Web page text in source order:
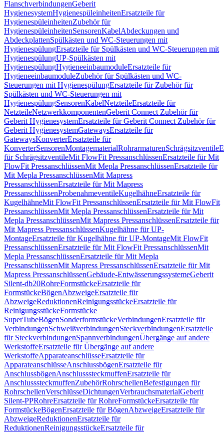
FlanschverbindungenGeberit
HygienesystemHygienespüleinheitenErsatzteile für
HygienespüleinheitenZubehör für
HygienespüleinheitenSensorenKabelAbdeckungen und
AbdeckplattenSpülkästen und WC-Steuerungen mit
HygienespülungErsatzteile für Spülkästen und WC-Steuerungen mit
HygienespülungUP-Spülkästen mit
HygienespülungHygieneeinbaumoduleErsatzteile für
HygieneeinbaumoduleZubehör für Spülkästen und WC-
Steuerungen mit HygienespülungErsatzteile für Zubehör für
Spülkästen und WC-Steuerungen mit
HygienespülungSensorenKabelNetzteileErsatzteile für
NetzteileNetzwerkkomponentenGeberit Connect Zubehör für
Geberit HygienesystemErsatzteile für Geberit Connect Zubehör für
Geberit HygienesystemGatewaysErsatzteile für
GatewaysKonverterErsatzteile für
KonverterSensorenMontagematerialRohrarmaturenSchrägsitzventile
für SchrägsitzventileMit FlowFit PressanschlüssenErsatzteile für Mit
FlowFit PressanschlüssenMit Mepla PressanschlüssenErsatzteile für
Mit Mepla PressanschlüssenMit Mapress
PressanschlüssenErsatzteile für Mit Mapress
PressanschlüssenProbenahmeventileKugelhähneErsatzteile für
KugelhähneMit FlowFit PressanschlüssenErsatzteile für Mit FlowFit
PressanschlüssenMit Mepla PressanschlüssenErsatzteile für Mit
Mepla PressanschlüssenMit Mapress PressanschlüssenErsatzteile für
Mit Mapress PressanschlüssenKugelhähne für UP-
MontageErsatzteile für Kugelhähne für UP-MontageMit FlowFit
PressanschlüssenErsatzteile für Mit FlowFit PressanschlüssenMit
Mepla PressanschlüssenErsatzteile für Mit Mepla
PressanschlüssenMit Mapress PressanschlüssenErsatzteile für Mit
Mapress PressanschlüssenGebäude-EntwässerungssystemeGeberit
Silent-db20RohreFormstückeErsatzteile für
FormstückeBögenAbzweigeErsatzteile für
AbzweigeReduktionenReinigungsstückeErsatzteile für
ReinigungsstückeFormstücke
SuperTubeBögenSonderformstückeVerbindungenErsatzteile für
VerbindungenSchweißverbindungenSteckverbindungenErsatzteile
für SteckverbindungenSpannverbindungenÜbergänge auf andere
WerkstoffeErsatzteile für Übergänge auf andere
WerkstoffeApparateanschlüsseErsatzteile für
ApparateanschlüsseAnschlussbögenErsatzteile für
AnschlussbögenAnschlusssteckmuffenErsatzteile für
AnschlusssteckmuffenZubehörRohrschellenBefestigungen für
RohrschellenVerschlüsseDichtungenVerbrauchsmaterialGeberit
Silent-PPRohreErsatzteile für RohreFormstückeErsatzteile für
FormstückeBögenErsatzteile für BögenAbzweigeErsatzteile für
AbzweigeReduktionenErsatzteile für
ReduktionenReinigungsstückeErsatzteile für